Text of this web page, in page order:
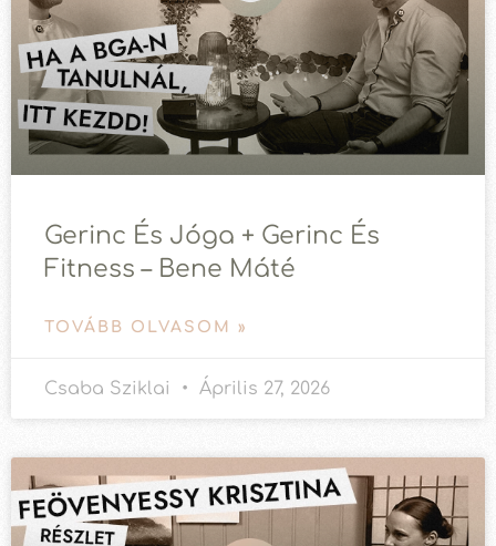
Gerinc És Jóga + Gerinc És
Fitness – Bene Máté
TOVÁBB OLVASOM »
Csaba Sziklai Április 27, 2026